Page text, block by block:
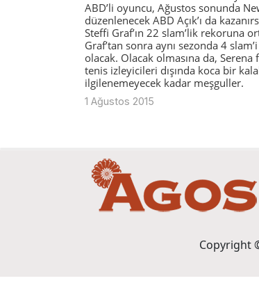
ABD’li oyuncu, Ağustos sonunda
düzenlenecek ABD Açık’ı da
Steffi Graf’ın 22 slam’lik rekoruna
Graf’tan sonra aynı sezonda 4
olacak. Olacak olmasına da, Serena
tenis izleyicileri dışında koca bir
ilgilenemeyecek kadar meşguller.
1 Ağustos 2015
Copyright